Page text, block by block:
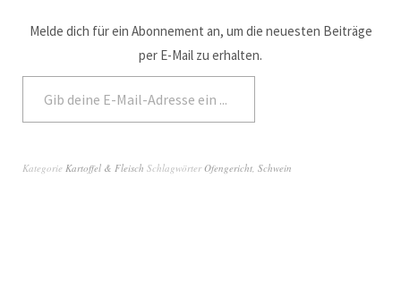
Melde dich für ein Abonnement an, um die neuesten Beiträge
per E-Mail zu erhalten.
Kategorie Kartoffel & Fleisch SchlagwörterOfengericht Schwein